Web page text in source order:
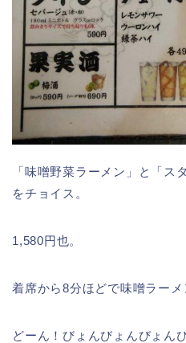
「味噌野菜ラーメン」と「ス
をチョイス。
1,580円也。
着席から8分ほどで味噌ラーメ
どーん！びょんびょんびょん